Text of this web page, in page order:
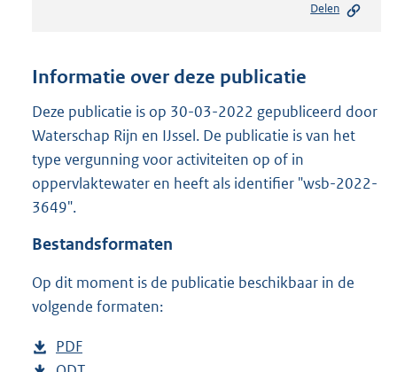
n
s
g
r
o
o
Delen
Informatie over deze publicatie
Deze publicatie is op 30-03-2022 gepubliceerd door
Waterschap Rijn en IJssel. De publicatie is van het
type vergunning voor activiteiten op of in
oppervlaktewater en heeft als identifier "wsb-2022-
3649".
Bestandsformaten
Op dit moment is de publicatie beschikbaar in de
volgende formaten:
D
PDF